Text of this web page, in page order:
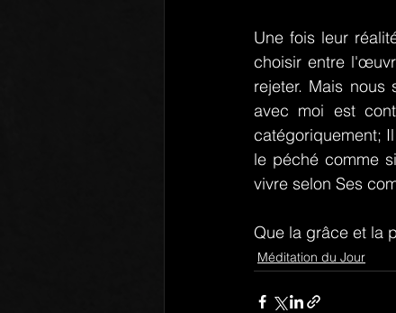
Une fois leur
choisir entre
rejeter. Mais
avec moi est
catégoriquement;
le péché comme
vivre selon Ses
Que la grâce et la
Méditation du Jour